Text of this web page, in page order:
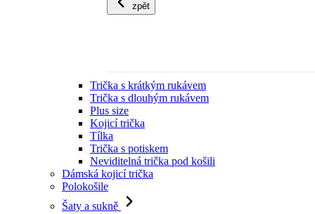
zpět
Trička s krátkým rukávem
Trička s dlouhým rukávem
Plus size
Kojicí trička
Tílka
Trička s potiskem
Neviditelná trička pod košili
Dámská kojicí trička
Polokošile
Šaty a sukně